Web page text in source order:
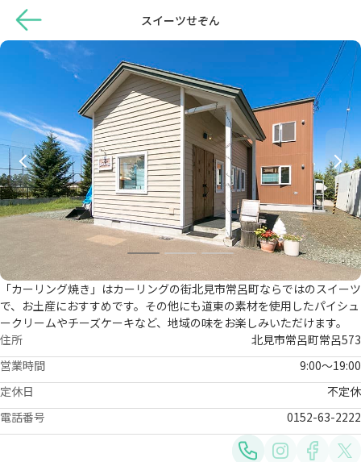
スイーツせぞん
「カーリング焼き」はカーリングの街北見市常呂町ならではのスイーツ
で、お土産におすすめです。その他にも道東の素材を使用したパイシュ
ークリームやチーズケーキなど、地域の味をお楽しみいただけます。
住所
北見市常呂町常呂573
営業時間
9:00～19:00
定休日
不定休
電話番号
0152-63-2222